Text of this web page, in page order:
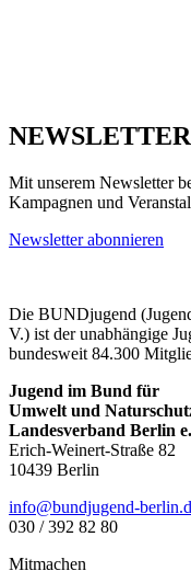
NEWSLETTER
Mit unserem Newsletter
Kampagnen und
Newsletter abonnieren
Die BUNDjugend
V.) ist der unabhängige
bundesweit 84.300
Jugend im Bund für
Umwelt und
Landesverband Berlin
Erich-Weinert-Straße 82
10439 Berlin
ed.nilreb-
030 / 392 82 80
Mitmachen